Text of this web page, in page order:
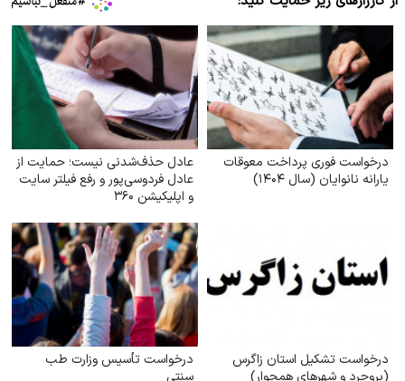
درخواست فوری پرداخت معوقات
یارانه نانوایان (سال ۱۴۰۴)
عادل حذف‌شدنی نیست؛ حمایت از
عادل فردوسی‌پور و رفع فیلتر سایت
و اپلیکیشن ۳۶۰
درخواست تشکیل استان زاگرس
(بروجرد و شهرهای همجوار)
درخواست تأسیس وزارت طب
سنتی